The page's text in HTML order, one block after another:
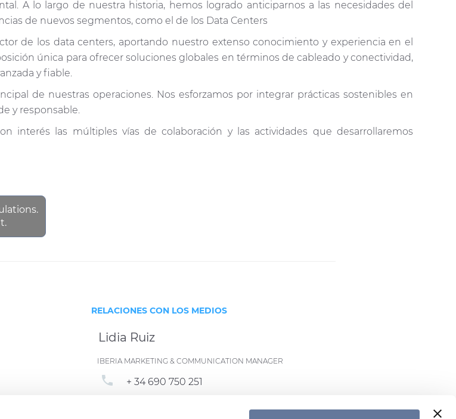
A lo largo de nuestra historia, hemos logrado anticiparnos a las necesidades del
de nuevos segmentos, como el de los Data Centers
de los data centers, aportando nuestro extenso conocimiento y experiencia en el
única para ofrecer soluciones globales en términos de cableado y conectividad,
y fiable.
de nuestras operaciones. Nos esforzamos por integrar prácticas sostenibles en
y responsable.
interés las múltiples vías de colaboración y las actividades que desarrollaremos
RELACIONES CON LOS MEDIOS
Lidia Ruiz
IBERIA MARKETING & COMMUNICATION MANAGER
phone + 34 690 750 251